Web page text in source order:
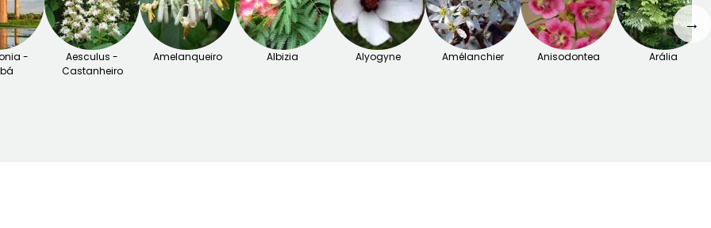
-
Aesculus -
Castanheiro
Amelanqueiro Albizia Alyogyne Amélanchier Anisodontea Arália
→